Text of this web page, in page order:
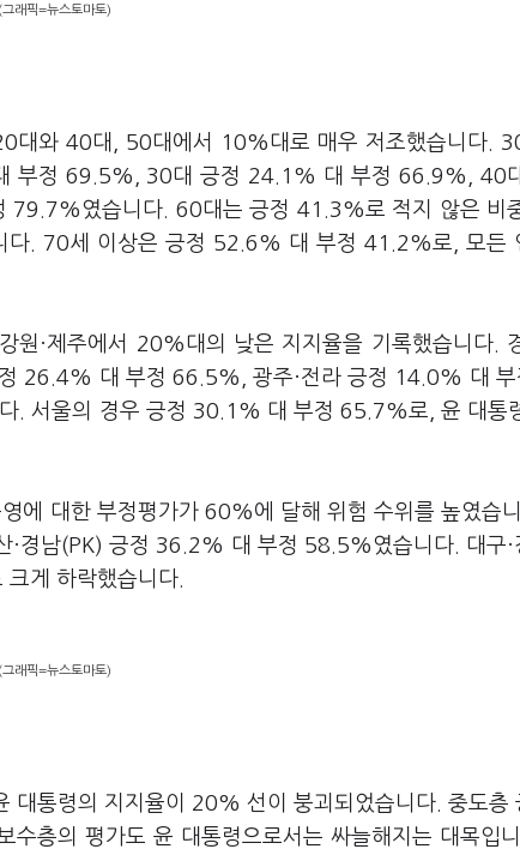
(그래픽=뉴스토마토)
대와 40대, 50대에서 10%대로 매우 저조했습니다.
부정 69.5%, 30대 긍정 24.1% 대 부정 66.9%, 40
였습니다. 60대는 긍정 41.3%로 적지 않은 비
다. 70세 이상은 긍정 52.6% 대 부정 41.2%로, 모든
원·제주에서 20%대의 낮은 지지율을 기록했습니다.
26.4% 대 부정 66.5%, 광주·전라 긍정 14.0% 대
. 서울의 경우 긍정 30.1% 대 부정 65.7%로, 윤 대통
에 대한 부정평가가 60%에 달해 위험 수위를 높였습
경남(PK) 긍정 36.2% 대 부정 58.5%였습니다. 대구·
게 하락했습니다.
(그래픽=뉴스토마토)
대통령의 지지율이 20% 선이 붕괴되었습니다. 중도층
층의 평가도 윤 대통령으로서는 싸늘해지는 대목입